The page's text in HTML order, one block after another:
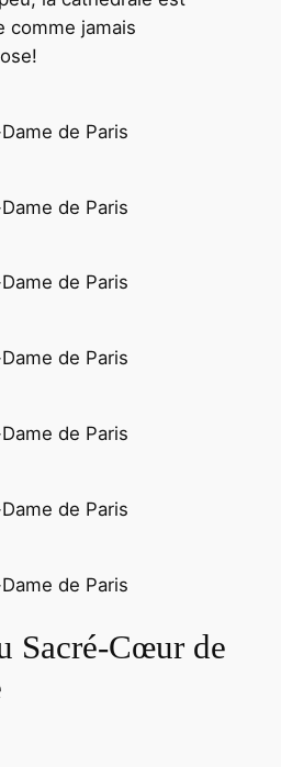
comme jamais
de Paris
de Paris
de Paris
de Paris
de Paris
de Paris
de Paris
Sacré-Cœur de